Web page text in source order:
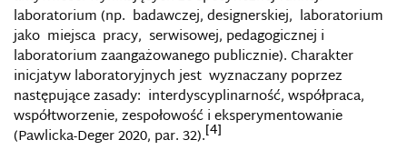
laboratorium (np. badawczej, designerskiej, laboratorium
jako miejsca pracy, serwisowej, pedagogicznej i
laboratorium zaangażowanego publicznie). Charakter
inicjatyw laboratoryjnych jest wyznaczany poprzez
następujące zasady: interdyscyplinarność, współpraca,
współtworzenie, zespołowość i eksperymentowanie
(Pawlicka-Deger 2020, par. 32).[4]